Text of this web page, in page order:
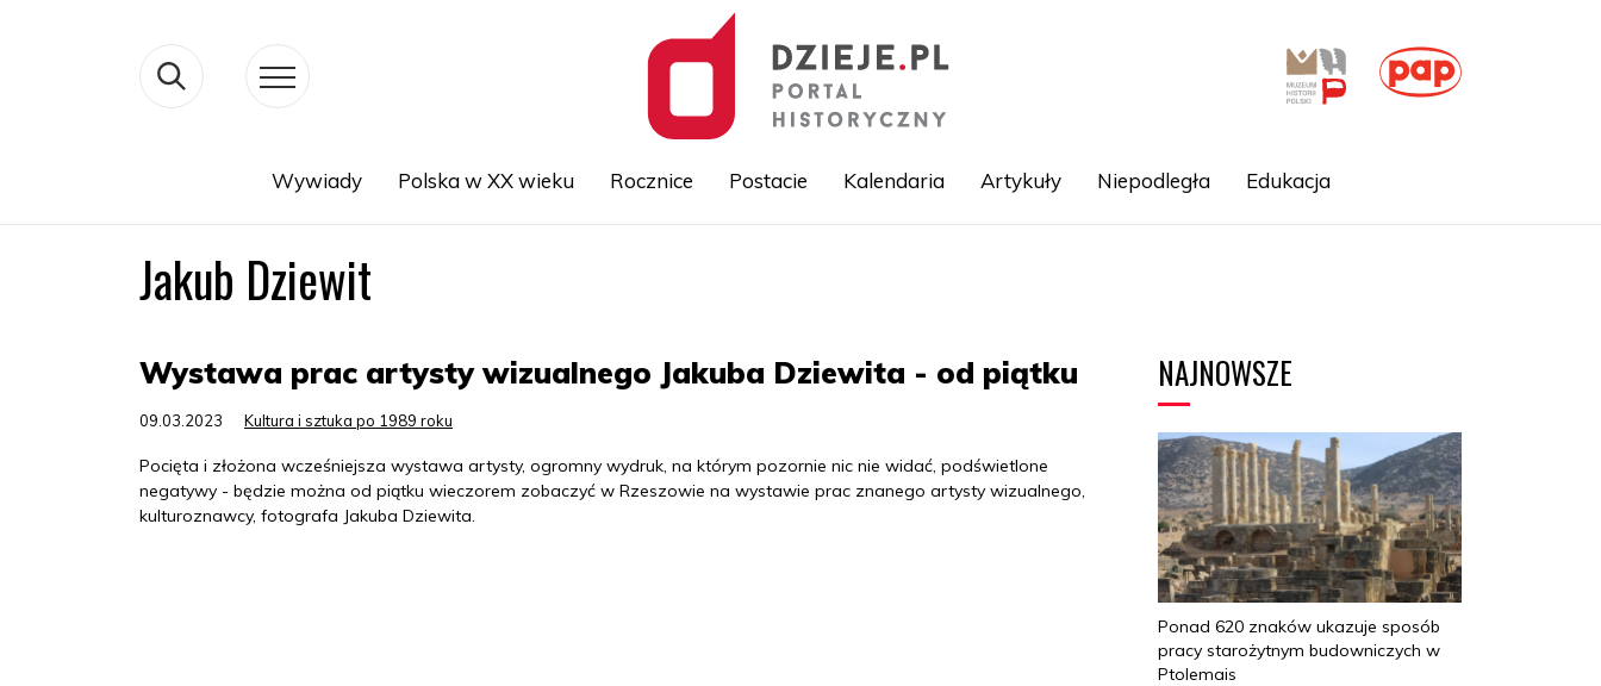
Wywiady Polska w XX wieku Rocznice Postacie Kalendaria Artykuły Niepodległa Edukacja
Jakub Dziewit
Wystawa prac artysty wizualnego Jakuba Dziewita - od piątku
09.03.2023 Kultura i sztuka po 1989 roku
Pocięta i złożona wcześniejsza wystawa artysty, ogromny wydruk, na którym pozornie nic nie widać, podświetlone
negatywy - będzie można od piątku wieczorem zobaczyć w Rzeszowie na wystawie prac znanego artysty wizualnego,
kulturoznawcy, fotografa Jakuba Dziewita.
NAJNOWSZE
Ponad 620 znaków ukazuje sposób
pracy starożytnym budowniczych w
Ptolemais